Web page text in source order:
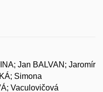
Jan BALVAN; Jaromír
Simona
Vaculovičová